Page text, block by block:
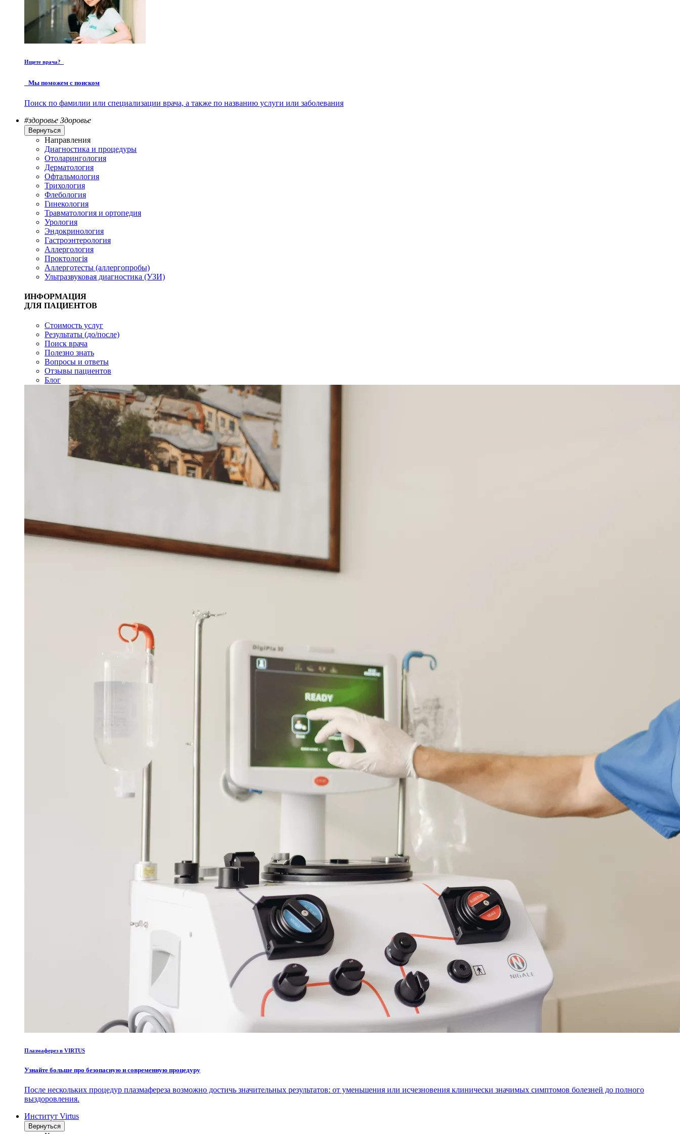
Ищете врача?
Мы поможем с поиском
Поиск по фамилии или специализации врача, а также по названию услуги или заболевания
#здоровье Здоровье
Вернуться
Направления
Диагностика и процедуры
Отоларингология
Дерматология
Офтальмология
Трихология
Флебология
Гинекология
Травматология и ортопедия
Урология
Эндокринология
Гастроэнтерология
Аллергология
Проктологія
Аллерготесты (аллергопробы)
Ультразвуковая диагностика (УЗИ)
ИНФОРМАЦИЯ
ДЛЯ ПАЦИЕНТОВ
Стоимость услуг
Результаты (до/после)
Поиск врача
Полезно знать
Вопросы и ответы
Отзывы пациентов
Блог
Плазмаферез в VIRTUS
Узнайте больше про безопасную и современную процедуру
После нескольких процедур плазмафереза возможно достичь значительных результатов: от уменьшения или исчезновения клинически значимых симптомов болезней до полного
выздоровления.
Институт Virtus
Вернуться